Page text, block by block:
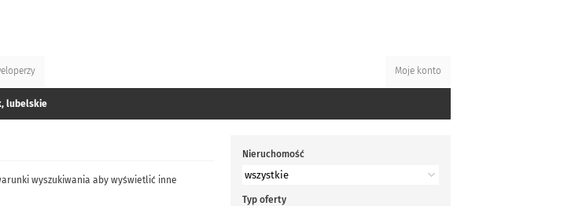
Moje konto
lubelskie
wyszukiwania aby wyświetlić inne
Nieruchomość
Typ oferty